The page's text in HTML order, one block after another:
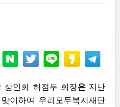
상인회 허점두 회장은 지난
이하여 우리모두복지재단